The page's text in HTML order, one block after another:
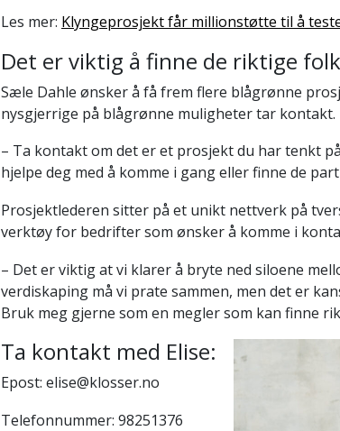
Les mer: Klyngeprosjekt får millionstøtte til å
Det er viktig å finne de riktige
Sæle Dahle ønsker å få frem flere blågrønne
nysgjerrige på blågrønne muligheter tar kontakt.
– Ta kontakt om det er et prosjekt du har tenkt
hjelpe deg med å komme i gang eller finne de
Prosjektlederen sitter på et unikt nettverk på
verktøy for bedrifter som ønsker å komme i
– Det er viktig at vi klarer å bryte ned siloene
verdiskaping må vi prate sammen, men det er
Bruk meg gjerne som en megler som kan finne
Ta kontakt med Elise:
Epost: elise@klosser.no
Telefonnummer: 98251376